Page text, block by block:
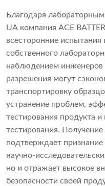
Благодаря
UA компания ACE
всесторонние
собственного
наблюдением инженеров
разрешения могут
транспортировку
устранение проблем,
тестирования продукта
тестирования.
подтверждает признание
научно-
но и отражает высокое
безопасности своей